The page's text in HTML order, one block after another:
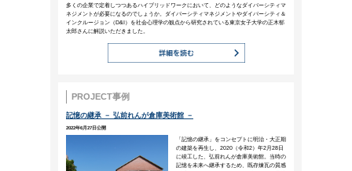
楽しい気分になりたい時、どこか
もしれません。今一度相手の好き
ビジネスコラム